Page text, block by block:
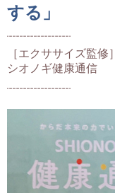
する」
¨¨¨¨¨¨¨¨¨¨¨¨¨¨¨¨¨¨
［エクササイズ監修］
シオノギ健康通信
¨¨¨¨¨¨¨¨¨¨¨¨¨¨¨¨¨¨